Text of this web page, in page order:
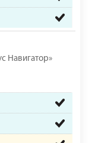
Навигатор»